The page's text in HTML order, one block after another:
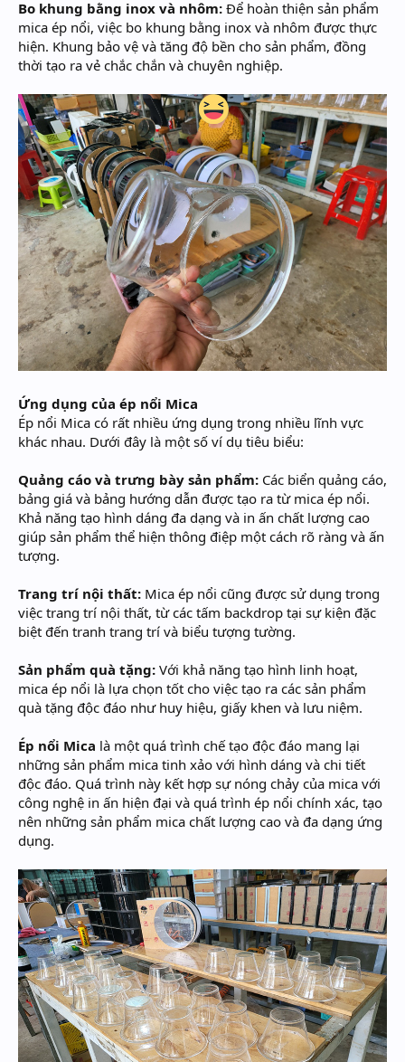
Bo khung bằng inox và nhôm: Để hoàn thiện sản phẩm
mica ép nổi, việc bo khung bằng inox và nhôm được thực
hiện. Khung bảo vệ và tăng độ bền cho sản phẩm, đồng
thời tạo ra vẻ chắc chắn và chuyên nghiệp.
Ứng dụng của ép nổi Mica
Ép nổi Mica có rất nhiều ứng dụng trong nhiều lĩnh vực
khác nhau. Dưới đây là một số ví dụ tiêu biểu:
Quảng cáo và trưng bày sản phẩm: Các biển quảng cáo,
bảng giá và bảng hướng dẫn được tạo ra từ mica ép nổi.
Khả năng tạo hình dáng đa dạng và in ấn chất lượng cao
giúp sản phẩm thể hiện thông điệp một cách rõ ràng và ấn
tượng.
Trang trí nội thất: Mica ép nổi cũng được sử dụng trong
việc trang trí nội thất, từ các tấm backdrop tại sự kiện đặc
biệt đến tranh trang trí và biểu tượng tường.
Sản phẩm quà tặng: Với khả năng tạo hình linh hoạt,
mica ép nổi là lựa chọn tốt cho việc tạo ra các sản phẩm
quà tặng độc đáo như huy hiệu, giấy khen và lưu niệm.
Ép nổi Mica là một quá trình chế tạo độc đáo mang lại
những sản phẩm mica tinh xảo với hình dáng và chi tiết
độc đáo. Quá trình này kết hợp sự nóng chảy của mica với
công nghệ in ấn hiện đại và quá trình ép nổi chính xác, tạo
nên những sản phẩm mica chất lượng cao và đa dạng ứng
dụng.